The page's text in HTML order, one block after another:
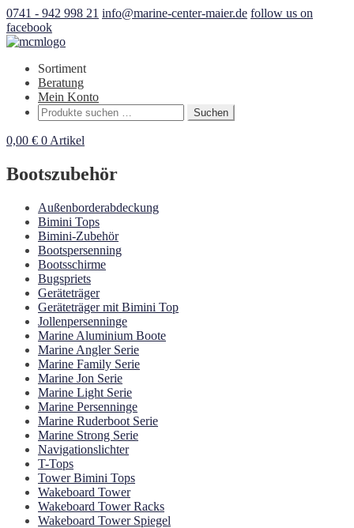
0741 - 942 998 21 info@marine-center-maier.de follow us on
facebook
Sortiment
Beratung
Mein Konto
Suchen
nach:
Suchen
0,00 € 0 Artikel
Bootszubehör
Außenborderabdeckung
Bimini Tops
Bimini-Zubehör
Bootspersenning
Bootsschirme
Bugspriets
Geräteträger
Geräteträger mit Bimini Top
Jollenpersenninge
Marine Aluminium Boote
Marine Angler Serie
Marine Family Serie
Marine Jon Serie
Marine Light Serie
Marine Persenninge
Marine Ruderboot Serie
Marine Strong Serie
Navigationslichter
T-Tops
Tower Bimini Tops
Wakeboard Tower
Wakeboard Tower Racks
Wakeboard Tower Spiegel